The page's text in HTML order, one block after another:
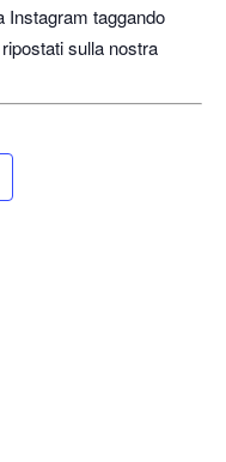
Instagram taggando
sulla nostra